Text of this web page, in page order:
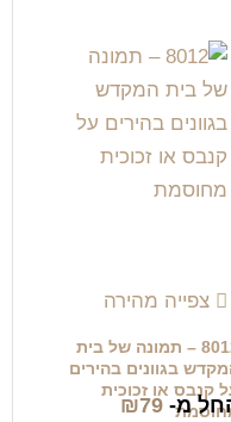
צפייה מהירה
8012 – תמונה של בית
בגוונים בהירים
קנבס או זכוכית
מ- ₪79